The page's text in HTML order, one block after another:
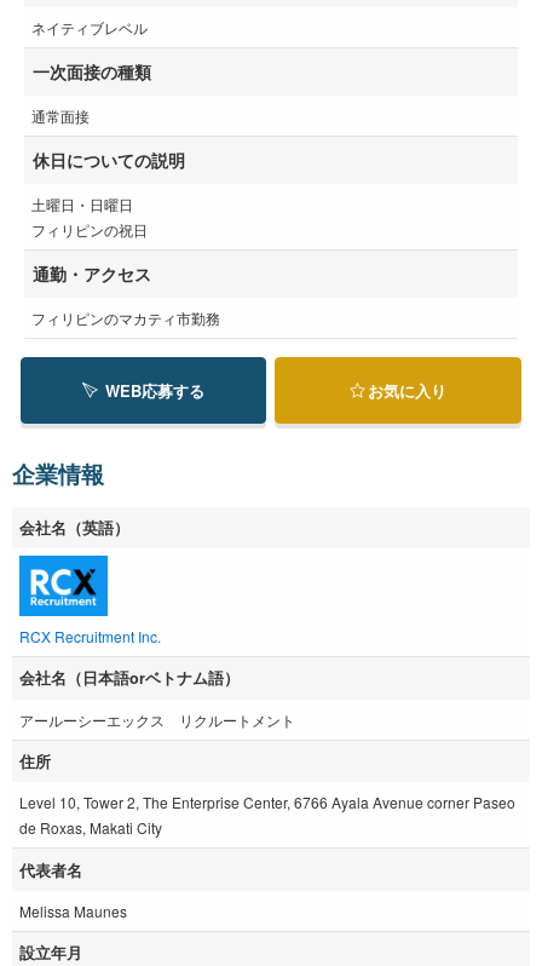
ネイティブレベル
一次面接の種類
通常面接
休日についての説明
土曜日・日曜日
フィリピンの祝日
通勤・アクセス
フィリピンのマカティ市勤務
WEB応募する お気に入り
企業情報
会社名（英語）
RCX Recruitment Inc.
会社名（日本語orベトナム語）
アールーシーエックス リクルートメント
住所
Level 10, Tower 2, The Enterprise Center, 6766 Ayala Avenue corner Paseo
de Roxas, Makati City
代表者名
Melissa Maunes
設立年月